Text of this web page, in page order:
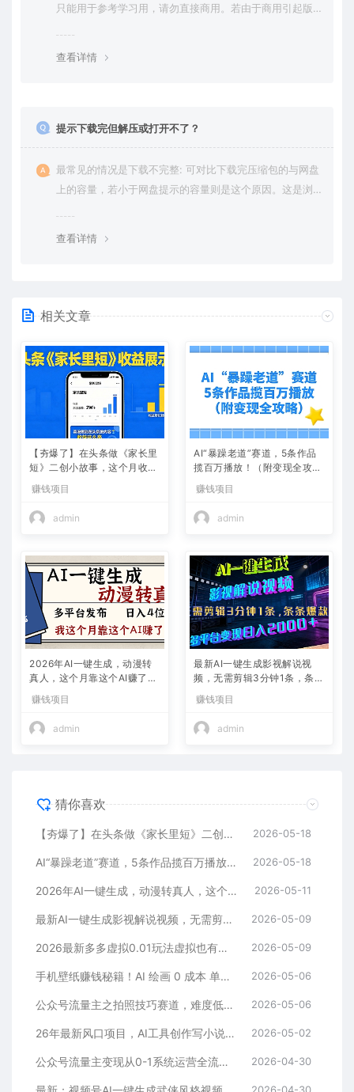
只能用于参考学习用，请勿直接商用。若由于商用引起版
查看详情
提示下载完但解压或打开不了？
最常见的情况是下载不完整: 可对比下载完压缩包的与网盘
上的容量，若小于网盘提示的容量则是这个原因。这是浏
查看详情
相关文章
【夯爆了】在头条做《家长里
短》二创小故事，这个月收益
2w+
赚钱项目
admin
AI“暴躁老道”赛道，5条作品
揽百万播放！（附变现全攻
略）
赚钱项目
admin
2026年AI一键生成，动漫转
真人，这个月靠这个AI赚了2
赚钱项目
admin
最新AI一键生成影视解说视
频，无需剪辑3分钟1条，条条
+
赚钱项目
admin
猜你喜欢
【夯爆了】在头条做《家长里短》二创小故事，这个月收益2w+ 2026-05-18
AI“暴躁老道”赛道，5条作品揽百万播放！（附变现全攻略） 2026-05-18
2026年AI一键生成，动漫转真人，这个月靠这个AI赚了2W+ 2026-05-11
最新AI一键生成影视解说视频，无需剪辑3分钟1条，条条爆款，多平台变现日入2000+ 2026-05-09
2026最新多多虚拟0.01玩法虚拟也有新门路轻松日入2500! 2026-05-09
手机壁纸赚钱秘籍！AI 绘画 0 成本 单店狂销 3.8 万单 2026-05-06
公众号流量主之拍照技巧赛道，难度低+流量大，起号第一篇就爆了10w阅读！ 2026-05-06
26年最新风口项目，AI工具创作写小说，轻松实现日入1000+ 2026-05-02
公众号流量主变现从0-1系统运营全流程讲解！ 2026-04-30
2026-04-30